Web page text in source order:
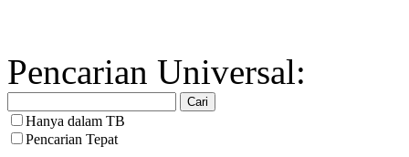
Pencarian Universal:
Hanya dalam TB
Pencarian Tepat